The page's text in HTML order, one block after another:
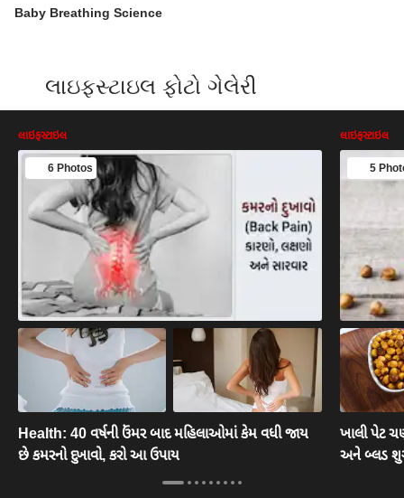
Baby Breathing Science
લાઇફસ્ટાઇલ ફોટો ગેલેરી
લાઇફસ્ટાઇલ
6 Photos
Health: 40 વર્ષની ઉંમર બાદ મહિલાઓમાં કેમ વધી જાય
છે કમરનો દુખાવો, કરો આ ઉપાય
લાઇફસ્ટાઇલ
5
ખાલી પેટ
અને બ્લડ